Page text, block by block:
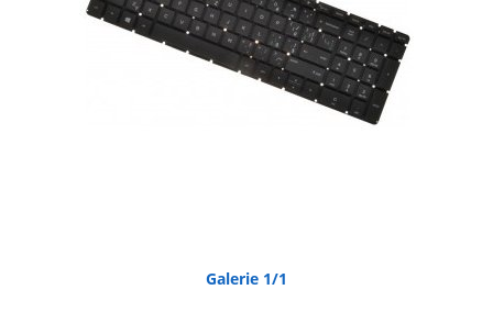
Galerie 1/1